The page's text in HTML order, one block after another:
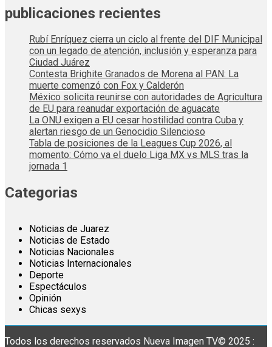
publicaciones recientes
Rubí Enríquez cierra un ciclo al frente del DIF Municipal
con un legado de atención, inclusión y esperanza para
Ciudad Juárez
Contesta Brighite Granados de Morena al PAN: La
muerte comenzó con Fox y Calderón
México solicita reunirse con autoridades de Agricultura
de EU para reanudar exportación de aguacate
La ONU exigen a EU cesar hostilidad contra Cuba y
alertan riesgo de un Genocidio Silencioso
Tabla de posiciones de la Leagues Cup 2026, al
momento: Cómo va el duelo Liga MX vs MLS tras la
jornada 1
Categorias
Noticias de Juarez
Noticias de Estado
Noticias Nacionales
Noticias Internacionales
Deporte
Espectáculos
Opinión
Chicas sexys
Todos los derechos reservados Nueva Imagen TV© 2025 :